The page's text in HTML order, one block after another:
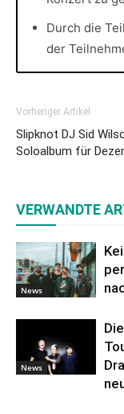
Durch die
der
Vorheriger Artikel
Slipknot DJ Sid
Soloalbum für
VERWANDTE
News
News